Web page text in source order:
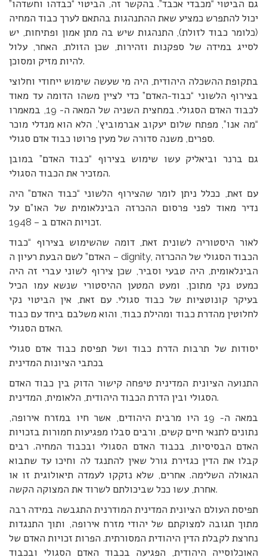
גם הביטוי “מכבדי אכבד”. בהקשר זה, הביטוי “כבדהו וחשדהו”
יכול להתפרש כמציע שאת ההתנהגות בהתאם לערך כבוד המחיה
(כלומר כבוד לזולת), התנהגות שיש בה מתן אמון ופתיחות, יש
לסייג במידה של ספקנות וזהירות, שכן הזולת, האחר, עלול
להיות מזיק ומסוכן.
בתקופת ההשכלה היהודית, היה מי שעשה שימוש ייחודי וחלוצי
בצירוף הלשוני “כבוד-האדם” כדי לציין משהו הדומה עד מאוד
לכבוד האדם הסגולי. במחצית השניה של המאה ה- 19, במאמרו
“מה אנו”, מפתח שלום יעקוב אברמוביץ’, הלא הוא מנדלי מוכר
ספרים, משנה סדורה של מעין פרוטו כבוד אדם סגולי.
גם ברנר וביאליק עשו שימוש בצירוף “כבוד האדם” במובן
המזכיר את הכבוד הסגולי.
עם זאת, ככלל ניתן לומר שהצירוף הלשוני “כבוד האדם” היה
נדיר מאוד לפני פרסום ההכרזה הבינלאומית של האו”ם על
זכויות האדם ב – 1948.
לאור היסטוריה לשונית זאת, דומה שהשימוש בצירוף “כבוד
האדם” לשם הבעת רעיון ה – dignity, הכבוד הסגולי של ההכרזה
הבינלאומית, היה טבעי וסביר, שכן צירוף לשוני עברי זה היה
כמעט נקי מתוכן, ומעט המטען ההיסטורי שנשא עמו הכיל
בעיקר קונוטציות של כבוד סגולי. עם זאת, אין הביטוי נקי
לחלוטין מהדרת כבוד ומהילת כבוד, והוא משלבם ביחד עם כבוד
האדם הסגולי.
יסודות של תרבות הדרת כבוד ושל תפיסת כבוד אדם סגולי
בכתבי הציונות המדינית
התנועה הציונית המדינית טיפחה קישור הדוק בין כבוד האדם
הסגולי ובין הדרת הכבוד היהודית, הלאומית, המדינית.
במאה ה- 19 היו מרבית היהודים, אשר חיו במזרח אירופה,
נתונים לתנאי חיים קשים, ורבים סבלו מפגיעות חמורות בזכויות
האדם הבסיסיות, בכבוד האדם הסגולי ובכבוד המחיה. רבים
קבלו את הדין כגזירת גורל שאין להתנגד לה וחיכו עד שתבוא
הגאולה השלימה. אחרים, שלא נזקקו לעמדה תיאולוגית זו או
אחרת, עשו ככל שביכולתם לשרוד את המצוקה הקשה.
תפיסת העולם הציונית המדינית המודרנית התגבשה במידה רבה
מתוך תגובה למצוקתם של יהודי מזרח אירופה, ותוך התנגדות
נחרצת לקבלת הדין היהודית המסורתית. הפרות זכויות האדם של
האוכלוסייה היהודית, הפגיעה בכבוד האדם הסגולי ובכבוד